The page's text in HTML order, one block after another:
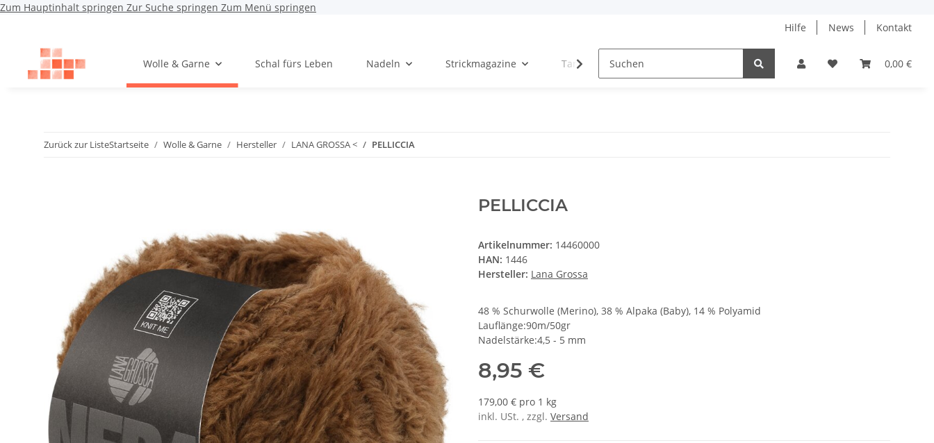
Zum Hauptinhalt springen Zur Suche springen Zum Menü springen
Hilfe News Kontakt
0,00 €
Wolle & Garne Schal fürs Leben Nadeln Strickmagazine Tanja Steinbach
Zurück zur ListeStartseite Wolle & Garne Hersteller LANA GROSSA < PELLICCIA
PELLICCIA
Artikelnummer: 14460000
HAN: 1446
Hersteller: Lana Grossa
48 % Schurwolle (Merino), 38 % Alpaka (Baby), 14 % Polyamid
Lauflänge:90m/50gr
Nadelstärke:4,5 - 5 mm
8,95 €
179,00 € pro 1 kg
inkl. USt. , zzgl. Versand